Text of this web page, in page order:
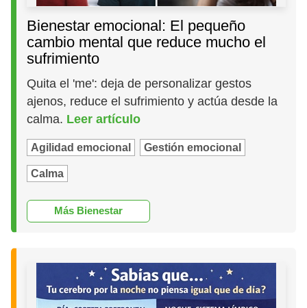
Bienestar emocional: El pequeño
cambio mental que reduce mucho el
sufrimiento
Quita el 'me': deja de personalizar gestos
ajenos, reduce el sufrimiento y actúa desde la
calma. Leer artículo
Agilidad emocional Gestión emocional
Calma
Más Bienestar